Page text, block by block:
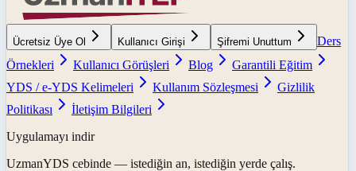
Ücretsiz Üye Ol Kullanıcı Girişi Şifremi Unuttum
Ders
Örnekleri
Kullanıcı Görüşleri Blog
Garantili Eğitim
YDS / e-YDS Kelimeleri
Kullanım Sözleşmesi
Gizlilik
Politikası
İletişim Bilgileri
Uygulamayı indir
UzmanYDS cebinde — istediğin an, istediğin yerde çalış.